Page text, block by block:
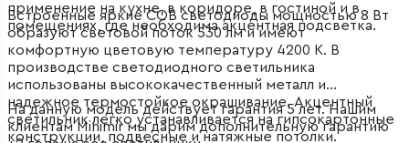
применение на кухне, в коридоре, в гостиной и в
помещениях, где необходима акцентная подсветка.
Встроенные яркие COB светодиоды мощностью 8 Вт
образуют световой поток 530 лм и имеют
комфортную цветовую температуру 4200 К. В
производстве светодиодного светильника
использованы высококачественный металл и
надежное термостойкое окрашивание. Акцентный
светильник легко устанавливается на гипсокартонные
конструкции, подвесные и натяжные потолки.
На данную модель действует гарантия 5 лет. Нашим
клиентам Minimir мы дарим дополнительную гарантию